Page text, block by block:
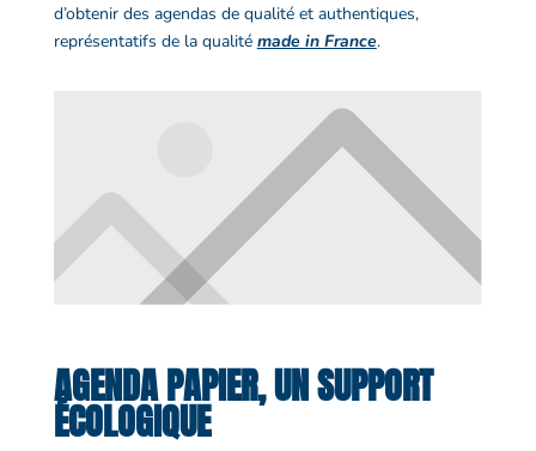
d’obtenir des agendas de qualitéet authentiques,
représentatifs de la qualité made in France.
AGENDA PAPIER, UN SUPPORT
ÉCOLOGIQUE